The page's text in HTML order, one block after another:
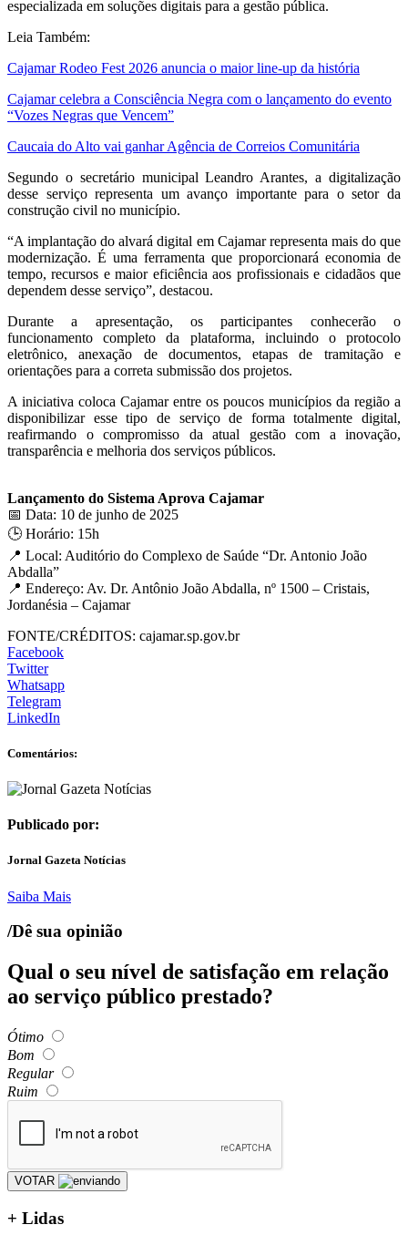
especializada em soluções digitais para a gestão pública.
Leia Também:
Cajamar Rodeo Fest 2026 anuncia o maior line-up da história
Cajamar celebra a Consciência Negra com o lançamento do evento
“Vozes Negras que Vencem”
Caucaia do Alto vai ganhar Agência de Correios Comunitária
Segundo o secretário municipal Leandro Arantes, a digitalização
desse serviço representa um avanço importante para o setor da
construção civil no município.
“A implantação do alvará digital em Cajamar representa mais do que
modernização. É uma ferramenta que proporcionará economia de
tempo, recursos e maior eficiência aos profissionais e cidadãos que
dependem desse serviço”, destacou.
Durante a apresentação, os participantes conhecerão o
funcionamento completo da plataforma, incluindo o protocolo
eletrônico, anexação de documentos, etapas de tramitação e
orientações para a correta submissão dos projetos.
A iniciativa coloca Cajamar entre os poucos municípios da região a
disponibilizar esse tipo de serviço de forma totalmente digital,
reafirmando o compromisso da atual gestão com a inovação,
transparência e melhoria dos serviços públicos.
Lançamento do Sistema Aprova Cajamar
📅 Data: 10 de junho de 2025
🕒 Horário: 15h
📍 Local: Auditório do Complexo de Saúde “Dr. Antonio João
Abdalla”
📍 Endereço: Av. Dr. Antônio João Abdalla, nº 1500 – Cristais,
Jordanésia – Cajamar
FONTE/CRÉDITOS: cajamar.sp.gov.br
Facebook
Twitter
Whatsapp
Telegram
LinkedIn
Comentários:
Publicado por:
Jornal Gazeta Notícias
Saiba Mais
/Dê sua opinião
Qual o seu nível de satisfação em relação
ao serviço público prestado?
Ótimo
Bom
Regular
Ruim
VOTAR
+ Lidas